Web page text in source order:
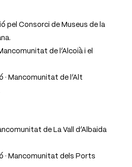
pel Consorci de Museus de la
de l’Alcoià i el
· Mancomunitat de l’Alt
de La Vall d’Albaida
· Mancomunitat dels Ports